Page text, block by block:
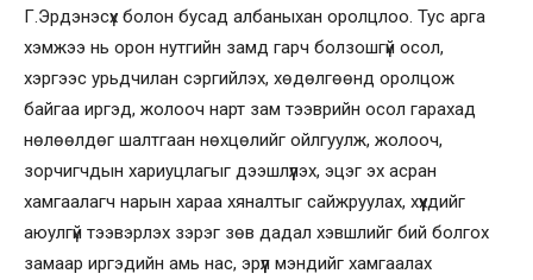
Г.Эрдэнэсүх болон бусад албаныхан оролцлоо. Тус арга
хэмжээ нь орон нутгийн замд гарч болзошгүй осол,
хэргээс урьдчилан сэргийлэх, хөдөлгөөнд оролцож
байгаа иргэд, жолооч нарт зам тээврийн осол гарахад
нөлөөлдөг шалтгаан нөхцөлийг ойлгуулж, жолооч,
зорчигчдын хариуцлагыг дээшлүүлэх, эцэг эх асран
хамгаалагч нарын хараа хяналтыг сайжруулах, хүүхдийг
аюулгүй тээвэрлэх зэрэг зөв дадал хэвшлийг бий болгох
замаар иргэдийн амь нас, эрүүл мэндийг хамгаалах